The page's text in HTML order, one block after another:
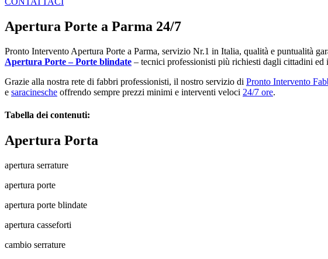
Apertura Porte a Parma 24/7
Pronto Intervento Apertura Porte a Parma, servizio Nr.1 in Italia, qualità e puntualità
Apertura Porte – Porte blindate – tecnici professionisti più richiesti dagli cittadini
Grazie alla nostra rete di fabbri professionisti, il nostro servizio di Pronto Intervento
e saracinesche offrendo sempre prezzi minimi e interventi veloci 24/7 ore.
Tabella dei contenuti:
Apertura Porta
apertura serrature
apertura porte
apertura porte blindate
apertura casseforti
cambio serrature